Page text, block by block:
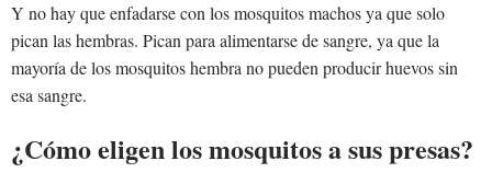
Y no hay que enfadarse con los mosquitos machos ya que solo
pican las hembras. Pican para alimentarse de sangre, ya que la
mayoría de los mosquitos hembra no pueden producir huevos sin
esa sangre.
¿Cómo eligen los mosquitos a sus presas?